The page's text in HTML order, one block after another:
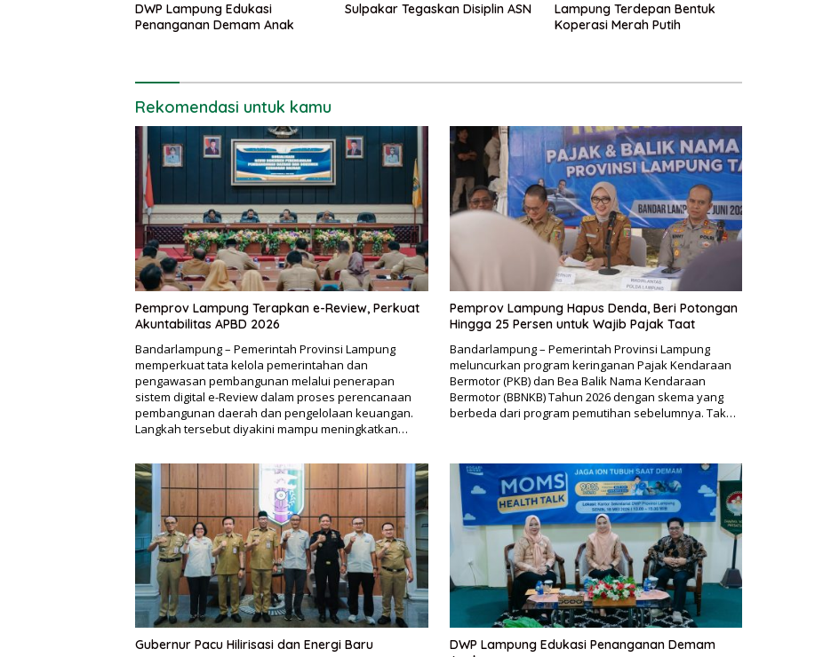
DWP Lampung Edukasi
Penanganan Demam Anak
Sulpakar Tegaskan Disiplin ASN
Lampung Terdepan Bentuk
Koperasi Merah Putih
Rekomendasi untuk kamu
Pemprov Lampung Terapkan e-Review, Perkuat
Akuntabilitas APBD 2026
Bandarlampung – Pemerintah Provinsi Lampung
memperkuat tata kelola pemerintahan dan
pengawasan pembangunan melalui penerapan
sistem digital e-Review dalam proses perencanaan
pembangunan daerah dan pengelolaan keuangan.
Langkah tersebut diyakini mampu meningkatkan…
Pemprov Lampung Hapus Denda, Beri Potongan
Hingga 25 Persen untuk Wajib Pajak Taat
Bandarlampung – Pemerintah Provinsi Lampung
meluncurkan program keringanan Pajak Kendaraan
Bermotor (PKB) dan Bea Balik Nama Kendaraan
Bermotor (BBNKB) Tahun 2026 dengan skema yang
berbeda dari program pemutihan sebelumnya. Tak…
Gubernur Pacu Hilirisasi dan Energi Baru
DWP Lampung Edukasi Penanganan Demam